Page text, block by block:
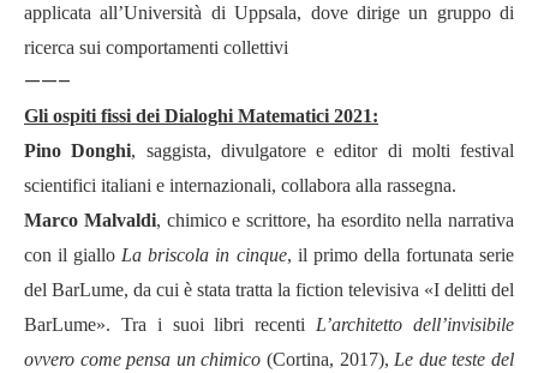
applicata all’Università di Uppsala, dove dirige un gruppo di
ricerca sui comportamenti collettivi
——–
Gli ospiti fissi dei Dialoghi Matematici 2021:
Pino Donghi, saggista, divulgatore e editor di molti festival
scientifici italiani e internazionali, collabora alla rassegna.
Marco Malvaldi, chimico e scrittore, ha esordito nella narrativa
con il giallo La briscola in cinque, il primo della fortunata serie
del BarLume, da cui è stata tratta la fiction televisiva «I delitti del
BarLume». Tra i suoi libri recenti
L’architetto dell’invisibile
ovvero come pensa un chimico (Cortina, 2017), Le due teste del